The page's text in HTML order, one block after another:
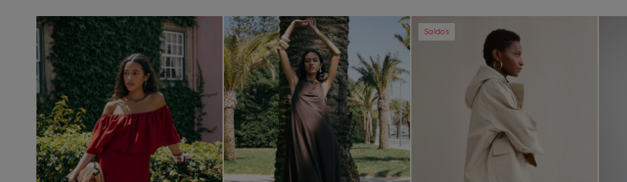
Previous Previous Next
Saldos
Previous